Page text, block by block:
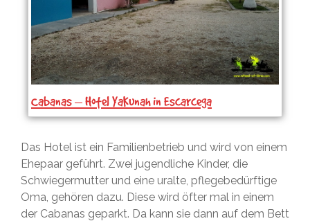
Cabanas – Hotel YaKunah in Escarcega
Das Hotel ist ein Familienbetrieb und wird von einem
Ehepaar geführt. Zwei jugendliche Kinder, die
Schwiegermutter und eine uralte, pflegebedürftige
Oma, gehören dazu. Diese wird öfter mal in einem
der Cabanas geparkt. Da kann sie dann auf dem Bett